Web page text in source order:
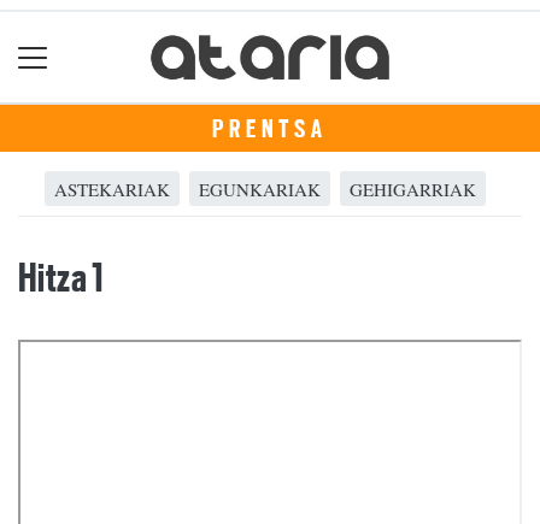
PRENTSA
ASTEKARIAK EGUNKARIAK GEHIGARRIAK
Hitza 1